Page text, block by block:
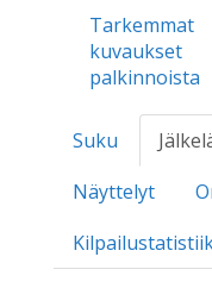
Tarkemmat
kuvaukset
palkinnoista
Suku
Näyttelyt